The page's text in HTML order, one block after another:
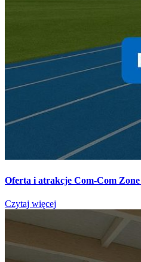
Oferta i atrakcje Com-Com
Czytaj więcej